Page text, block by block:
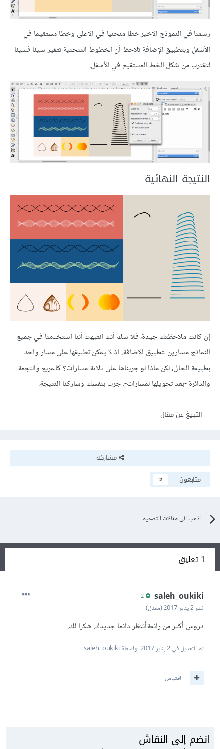
رسمنا في النموذج الأخير خطا منحنيا في الأعلى وخطا مستقيما في
الأسفل وبتطبيق الإضافة تلاحظ أن الخطوط المنحنية تتغير شيئا فشيئا
لتقترب من شكل الخط المستقيم في الأسفل.
النتيجة النهائية
إن كانت ملاحظتك جيدة، فلا شك أنك انتبهت أننا استخدمنا في جميع
النماذج مسارين لتطبيق الإضافة، إذ لا يمكن تطبيقها على مسار واحد
بطبيعة الحال، لكن ماذا لو جربناها على ثلاثة مسارات؟ كالمربع والنجمة
والدائرة -بعد تحويلها لمسارات-. جرب بنفسك وشاركنا النتيجة.
التبليغ عن مقال
مشاركة
متابعون
2
اذهب الى مقالات التصميم
1 تعليق
saleh_oukiki
نشر2 يناير 2017 (معدل)
دروس أكثر من رائعةأنتظر دائما جديدك. شكرا لك.
تم التعديل في2 يناير 2017 بواسطة saleh_oukiki
اقتباس
انضم إلى النقاش